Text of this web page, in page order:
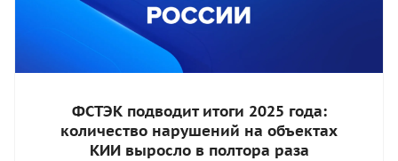
ФСТЭК подводит итоги 2025 года:
количество нарушений на объектах
КИИ выросло в полтора раза